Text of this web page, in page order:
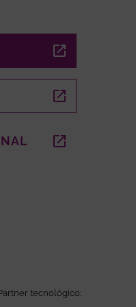
EN NUEVA VENTANA
ABRE EN NUEVA VENTANA
ABRE EN NUEVA
tecnológico: